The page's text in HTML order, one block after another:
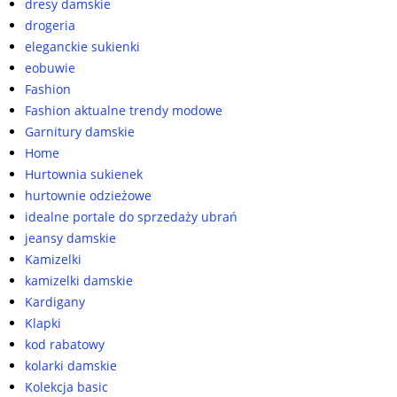
dresy damskie
drogeria
eleganckie sukienki
eobuwie
Fashion
Fashion aktualne trendy modowe
Garnitury damskie
Home
Hurtownia sukienek
hurtownie odzieżowe
idealne portale do sprzedaży ubrań
jeansy damskie
Kamizelki
kamizelki damskie
Kardigany
Klapki
kod rabatowy
kolarki damskie
Kolekcja basic